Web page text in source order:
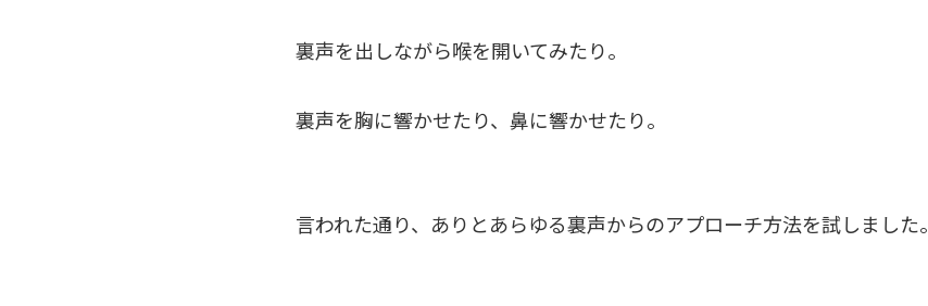
裏声を出しながら喉を開いてみたり。
裏声を胸に響かせたり、鼻に響かせたり。
言われた通り、ありとあらゆる裏声からのアプローチ方法を試しました。